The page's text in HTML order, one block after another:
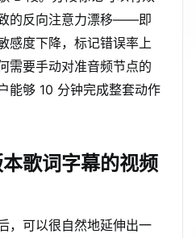
的反向注意力漂移——即
感度下降，标记错误率上
需要手动对准音频节点的
能够 10 分钟完成整套动作
歌词字幕的视频
，可以很自然地延伸出一